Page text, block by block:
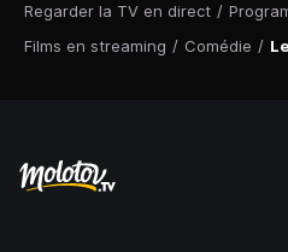
Regarder la TV en direct /
Films en streaming / Comédie /